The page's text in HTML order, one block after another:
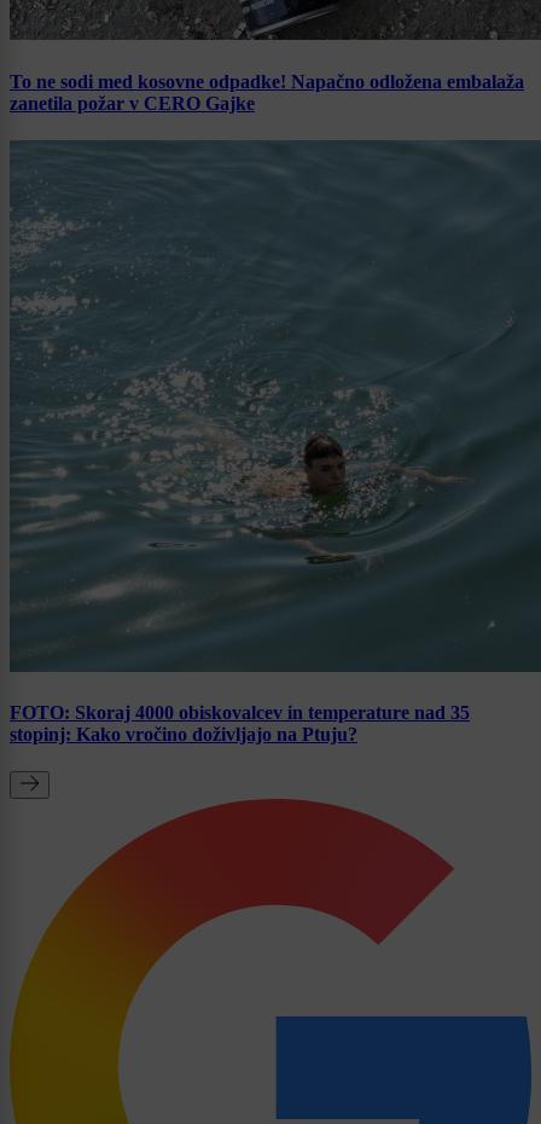
To ne sodi med kosovne odpadke! Napačno odložena embalaža
zanetila požar v CERO Gajke
FOTO: Skoraj 4000 obiskovalcev in temperature nad 35
stopinj: Kako vročino doživljajo na Ptuju?